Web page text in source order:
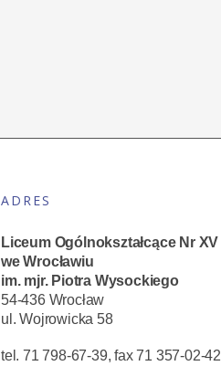
ADRES
Liceum Ogólnokształcące Nr XV
we Wrocławiu
im. mjr. Piotra Wysockiego
54-436 Wrocław
ul. Wojrowicka 58
tel. 71 798-67-39, fax 71 357-02-42